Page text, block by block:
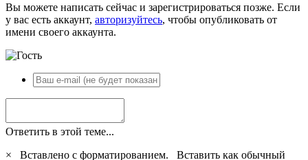
Вы можете написать сейчас и зарегистрироваться позже. Если
у вас есть аккаунт, авторизуйтесь, чтобы опубликовать от
имени своего аккаунта.
Ответить в этой теме...
×
Вставлено с форматированием. Вставить как обычный